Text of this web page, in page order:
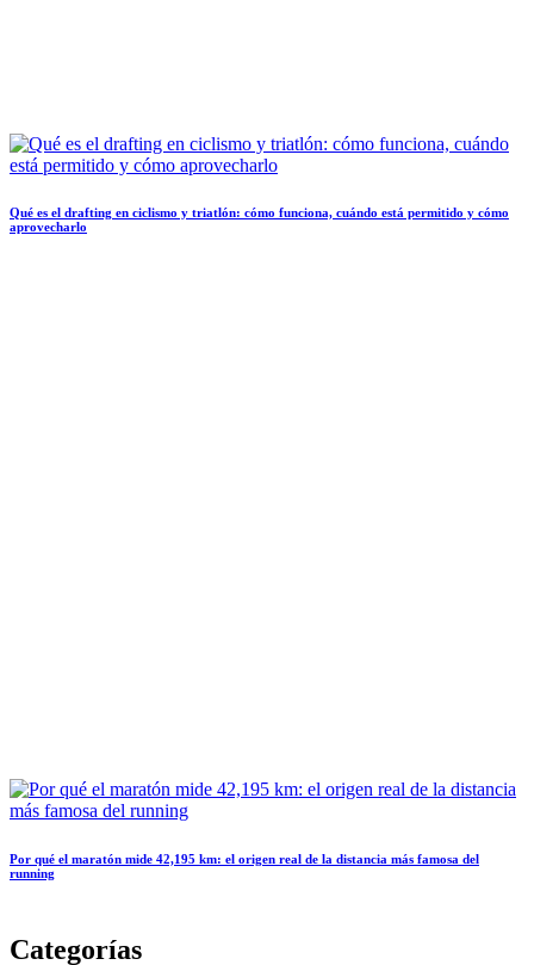
Qué es el drafting en ciclismo y triatlón: cómo funciona, cuándo está permitido y cómo
aprovecharlo
Por qué el maratón mide 42,195 km: el origen real de la distancia más famosa del
running
Categorías